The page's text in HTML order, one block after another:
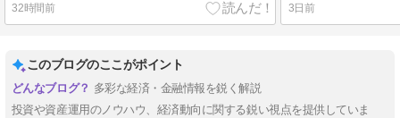
32時間前 3日前
このブログのここがポイント
多彩な経済・金融情報を鋭く解説
投資や資産運用のノウハウ、経済動向に関する鋭い視点を提供していま